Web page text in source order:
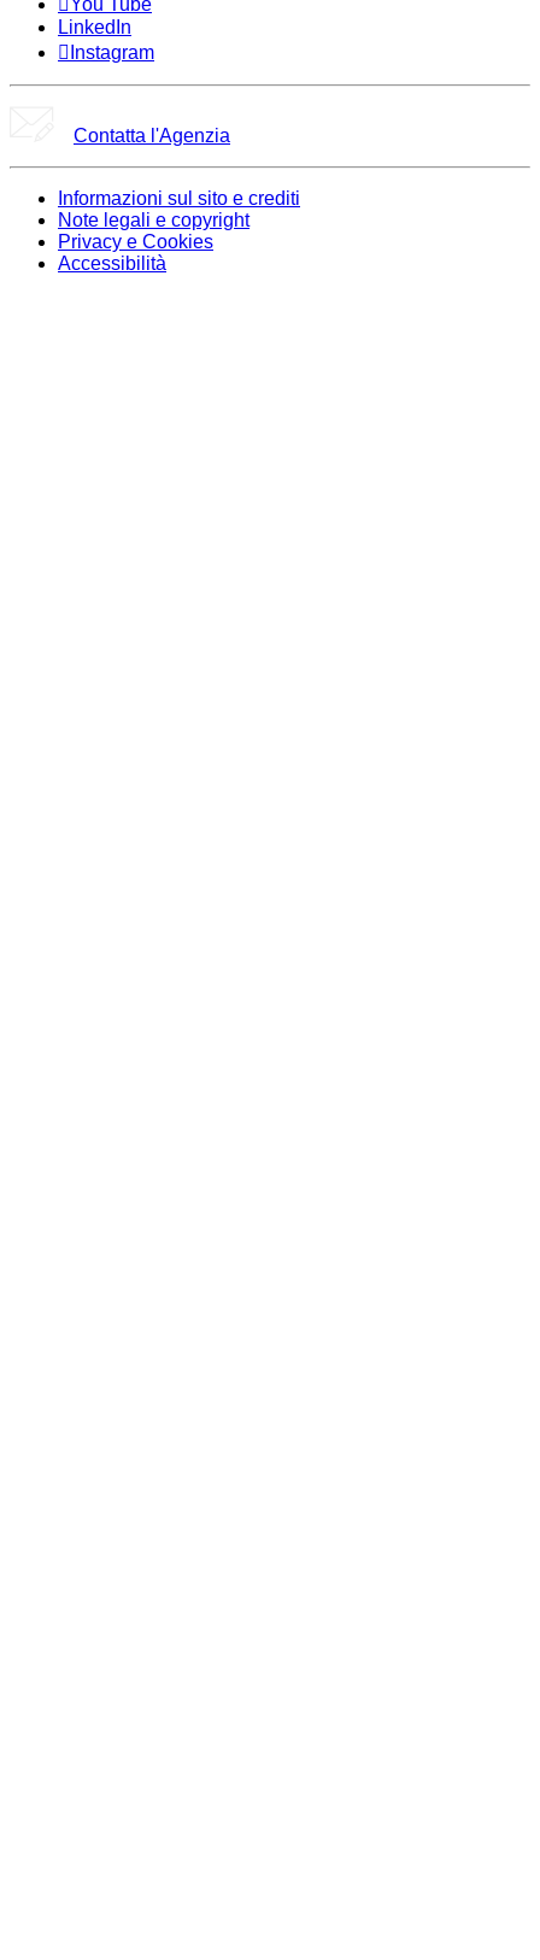
LinkedIn
Instagram
Contatta l'Agenzia
Informazioni sul sito e crediti
Note legali e copyright
Privacy e Cookies
Accessibilità